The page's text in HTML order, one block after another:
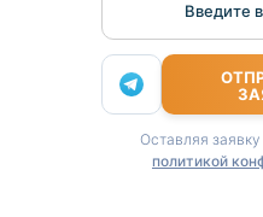
Введите
Оставляя
политикой